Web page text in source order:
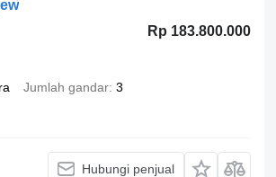
Rp 183.800.000
Jumlah gandar 3
Hubungi penjual